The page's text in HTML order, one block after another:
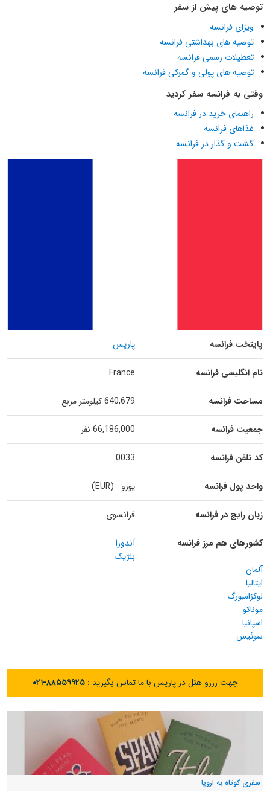
توصیه های پیش از سفر
ویزای فرانسه
توصیه های بهداشتی فرانسه
تعطیلات رسمی فرانسه
توصیه های پولی و گمرکی فرانسه
وقتی به فرانسه سفر کردید
راهنمای خرید در فرانسه
غذاهای فرانسه
گشت و گذار در فرانسه
پایتخت فرانسه پاریس
نام انگلیسی فرانسه France
مساحت فرانسه 640,679 کیلومتر مربع
جمعیت فرانسه 66,186,000 نفر
کد تلفن فرانسه 0033
واحد پول فرانسه یورو (EUR)
زبان رایج در فرانسه فرانسوی
کشورهای هم مرز فرانسه
آندورا
بلژیک
آلمان
ایتالیا
لوکزامبورگ
موناکو
اسپانیا
سوئیس
جهت رزرو هتل در پاریس با ما تماس بگیرید :۰۲۱-۸۸۵۵۹۹۲۵
سفری کوتاه به اروپا